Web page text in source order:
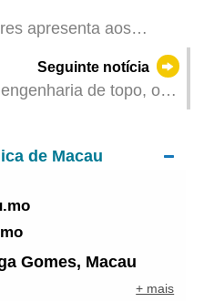
apresenta aos
de vendas em
Seguinte notícia
de topo, o
de Macau
Gomes, Macau
+ mais